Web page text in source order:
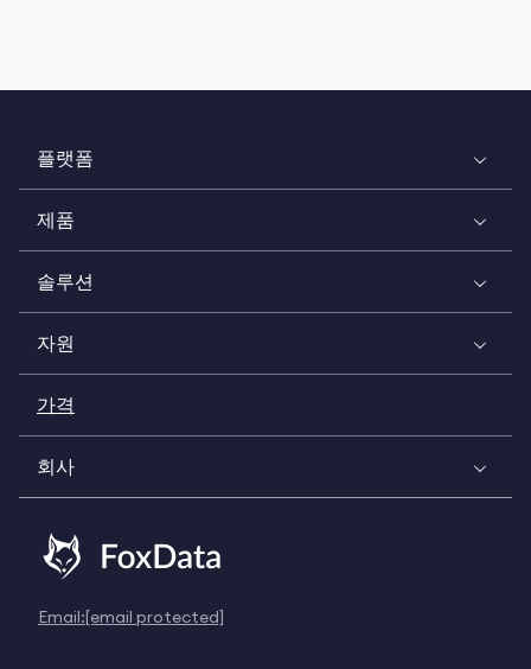
플랫폼
제품
솔루션
자원
가격
회사
Email:[email protected]